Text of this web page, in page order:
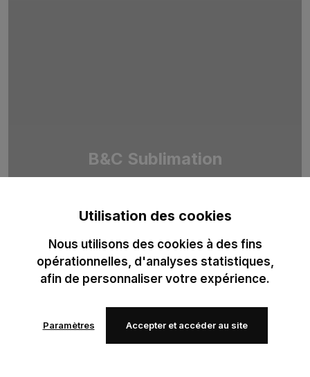
B&C Sublimation
haute définition.
Utilisation des cookies
Nous utilisons des cookies à des fins
opérationnelles, d'analyses statistiques,
afin de personnaliser votre expérience.
Paramètres Accepter et accéder au site